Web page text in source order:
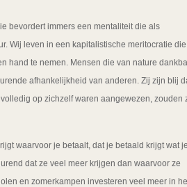
bevordert immers een mentaliteit die als
Wij leven in een kapitalistische meritocratie die
hand te nemen. Mensen die van nature
afhankelijkheid van anderen. Zij zijn blij
op zichzelf waren aangewezen, zouden
waarvoor je betaalt, dat je betaald krijgt wat je
dat ze veel meer krijgen dan waarvoor ze
en zomerkampen investeren veel meer in